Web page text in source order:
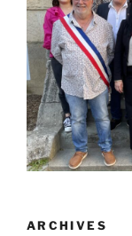
ARCHIVES